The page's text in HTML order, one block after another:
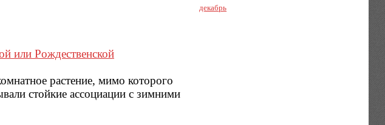
или Рождественской
растение, мимо которого
стойкие ассоциации с зимними
декабрь